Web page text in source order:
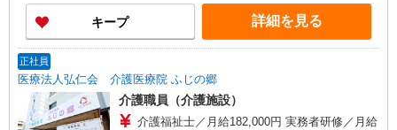
り/給与同額 ※各種資格手当あり
キープ 詳細を見る
正社員
医療法人弘仁会 介護医療院 ふじの郷
介護職員（介護施設）
介護福祉士／月給182,000円 実務者研修／月給